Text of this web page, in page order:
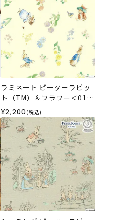
ラミネート ピーターラビッ
ト（TM）＆フラワー＜01IV
＞生地 ホビーラホビーレデ
ザインコレクション
¥2,200 (税込)